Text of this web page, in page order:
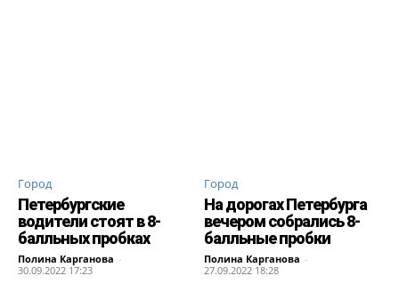
Город
Петербургские
водители стоят в 8-
балльных пробках
Полина Карганова -
30.09.2022 17:23
Город
На дорогах Петербурга
вечером собрались 8-
балльные пробки
Полина Карганова -
27.09.2022 18:28